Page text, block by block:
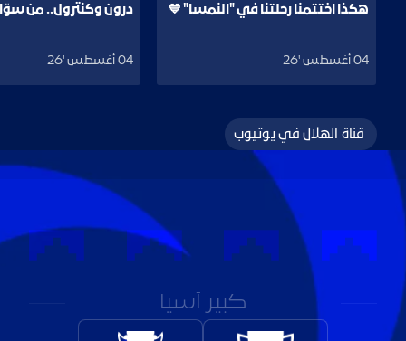
هكذا اختتمنا رحلتنا في "النمسا" 💙
04 أغسطس '26
درون وكنترول.. من
04 أغسطس '26
قناة الهلال في يوتيوب
كبير آسيا